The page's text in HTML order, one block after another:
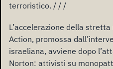
terroristico. / / /
L’accelerazione della
Action, promossa
israeliana, avviene dopo
Norton: attivisti su